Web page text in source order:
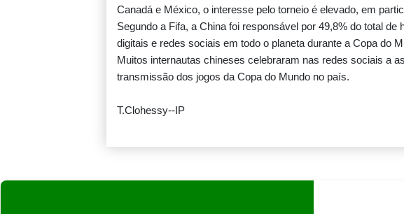
Canadá e México, o interesse pelo torneio é elevado, em
Segundo a Fifa, a China foi responsável por 49,8% do total
digitais e redes sociais em todo o planeta durante a Copa do
Muitos internautas chineses celebraram nas redes sociais a
transmissão dos jogos da Copa do Mundo no país.
T.Clohessy--IP